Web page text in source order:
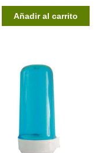
Añadir al carrito